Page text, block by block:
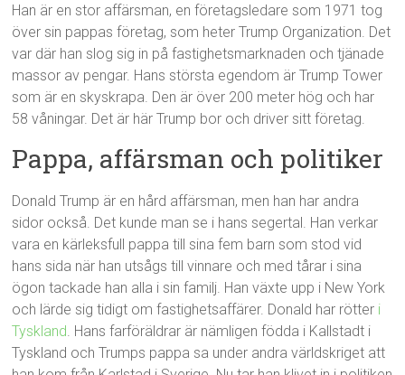
Han är en stor affärsman, en företagsledare som 1971 tog
över sin pappas företag, som heter Trump Organization. Det
var där han slog sig in på fastighetsmarknaden och tjänade
massor av pengar. Hans största egendom är Trump Tower
som är en skyskrapa. Den är över 200 meter hög och har
58 våningar. Det är här Trump bor och driver sitt företag.
Pappa, affärsman och politiker
Donald Trump är en hård affärsman, men han har andra
sidor också. Det kunde man se i hans segertal. Han verkar
vara en kärleksfull pappa till sina fem barn som stod vid
hans sida när han utsågs till vinnare och med tårar i sina
ögon tackade han alla i sin familj. Han växte upp i New York
och lärde sig tidigt om fastighetsaffärer. Donald har rötter i
Tyskland. Hans farföräldrar är nämligen födda i Kallstadt i
Tyskland och Trumps pappa sa under andra världskriget att